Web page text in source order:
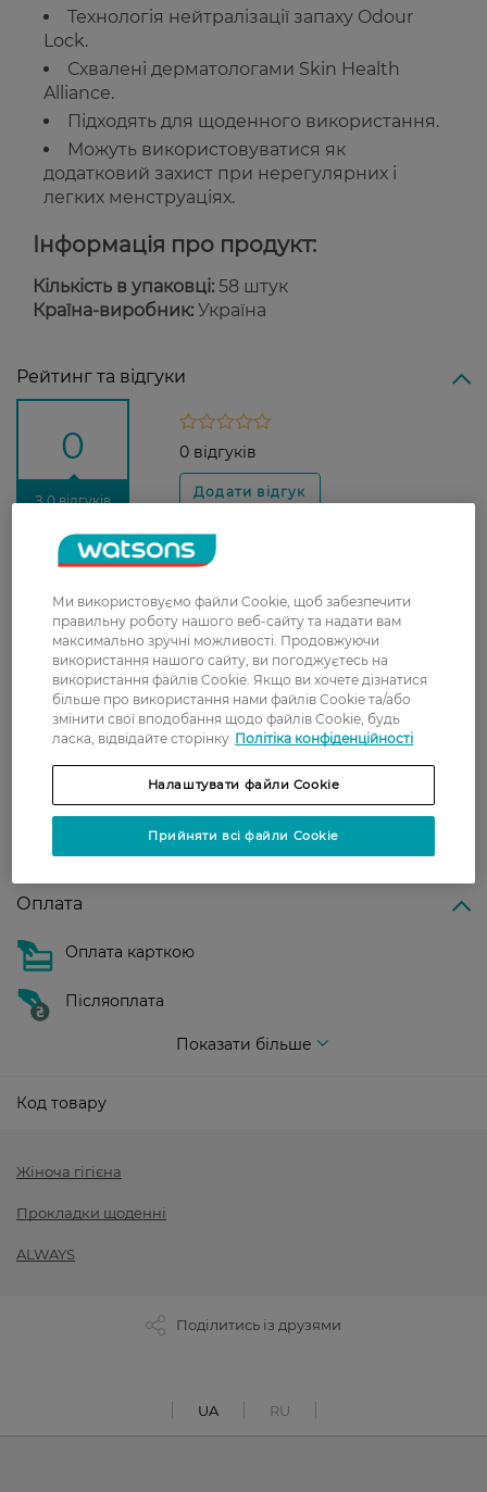
Технологія нейтралізації запаху Odour
Lock.
Схвалені дерматологами Skin Health
Alliance.
Підходять для щоденного використання.
Можуть використовуватися як
додатковий захист при нерегулярних і
легких менструаціях.
Інформація про продукт:
Кількість в упаковці: 58 штук
Країна-виробник: Україна
Рейтинг та відгуки
0
З 0 відгуків
0 відгуків
Доставка
Нова пошта
У відділення Нової пошти - 99 грн,
безкоштовно від 699 грн
Укрпошта
Вартість доставки - 79 грн, безкоштовна
Забрати сьогодні в магазині Watsons
Вартість доставки - 0 грн
Показати більше
Оплата
Оплата карткою
Післяоплата
Показати більше
Код товару
Жіноча гігієна
Прокладки щоденні
ALWAYS
Поділитись із друзями
UA RU
Ми використовуємо файли Cookie, щоб забезпечити
правильну роботу нашого веб-сайту та надати вам
максимально зручні можливості. Продовжуючи
використання нашого сайту, ви погоджуєтесь на
використання файлів Cookie. Якщо ви хочете дізнатися
більше про використання нами файлів Cookie та/або
змінити свої вподобання щодо файлів Cookie, будь
ласка, відвідайте сторінку Політіка конфіденційності
Налаштувати файли Cookie
Прийняти всі файли Cookie